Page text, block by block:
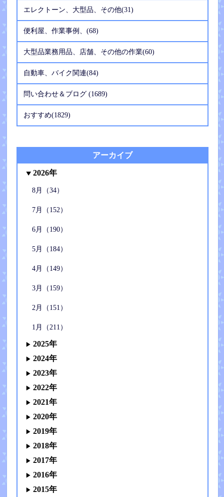
エレクトーン、大型品、その他(31)
便利屋、作業事例、(68)
大型品業務用品、店舗、その他の作業(60)
自動車、バイク関連(84)
問い合わせ＆ブログ (1689)
おすすめ(1829)
アーカイブ
2026年
8月（34）
7月（152）
6月（190）
5月（184）
4月（149）
3月（159）
2月（151）
1月（211）
2025年
2024年
2023年
2022年
2021年
2020年
2019年
2018年
2017年
2016年
2015年